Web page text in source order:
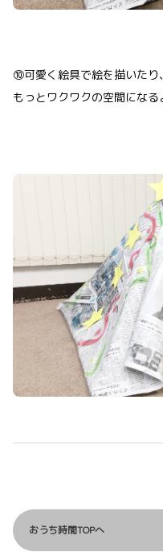
⑩可愛く絵具で絵を描いたり
もっとワクワクの空間になる
おうち時間TOPへ